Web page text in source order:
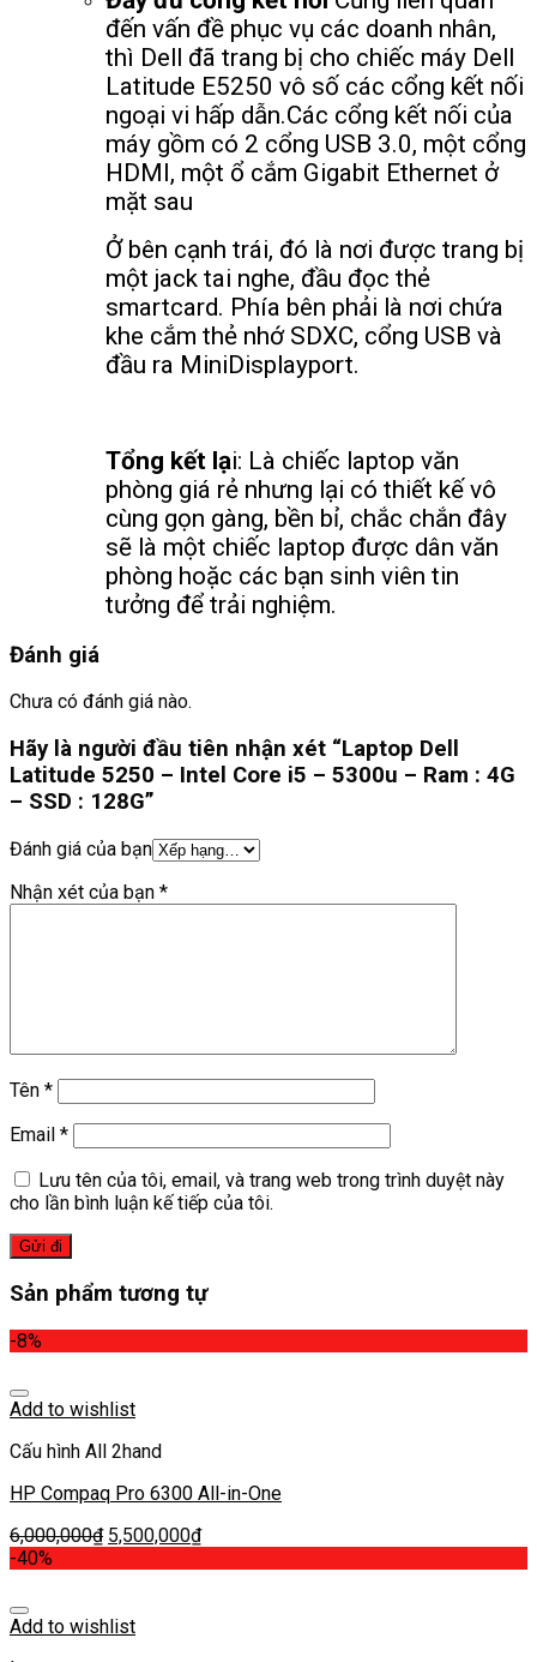
đến vấn đề phục vụ các doanh nhân,
thì Dell đã trang bị cho chiếc máy Dell
Latitude E5250 vô số các cổng kết nối
ngoại vi hấp dẫn.Các cổng kết nối của
máy gồm có 2 cổng USB 3.0, một cổng
HDMI, một ổ cắm Gigabit Ethernet ở
mặt sau
Ở bên cạnh trái, đó là nơi được trang bị
một jack tai nghe, đầu đọc thẻ
smartcard. Phía bên phải là nơi chứa
khe cắm thẻ nhớ SDXC, cổng USB và
đầu ra MiniDisplayport.
Tổng kết lại: Là chiếc laptop văn
phòng giá rẻ nhưng lại có thiết kế vô
cùng gọn gàng, bền bỉ, chắc chắn đây
sẽ là một chiếc laptop được dân văn
phòng hoặc các bạn sinh viên tin
tưởng để trải nghiệm.
Đánh giá
Chưa có đánh giá nào.
Hãy là người đầu tiên nhận xét “Laptop Dell
Latitude 5250 – Intel Core i5 – 5300u – Ram : 4G
– SSD : 128G”
Đánh giá của bạn
Nhận xét của bạn *
Tên *
Email *
Lưu tên của tôi, email, và trang web trong trình duyệt này
cho lần bình luận kế tiếp của tôi.
Sản phẩm tương tự
-8%
Add to wishlist
Cấu hình All 2hand
HP Compaq Pro 6300 All-in-One
6,000,000₫ 5,500,000₫
-40%
Add to wishlist